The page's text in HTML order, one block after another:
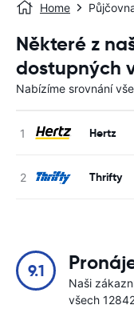
Home
Některé z
dostupných
Nabízíme srovnání
Hertz
Thrifty
9.1
Naši
všech